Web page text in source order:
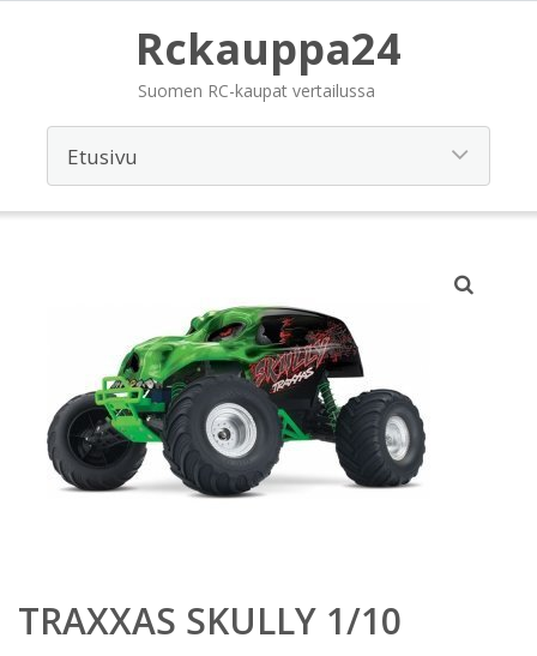
Rckauppa24
Suomen RC-kaupat vertailussa
TRAXXAS SKULLY 1/10